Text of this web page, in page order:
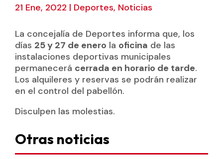
21 Ene, 2022 | Deportes, Noticias
La concejalía de Deportes informa que, los
días 25 y 27 de enero la oficina de las
instalaciones deportivas municipales
permanecerá cerrada en horario de tarde.
Los alquileres y reservas se podrán realizar
en el control del pabellón.
Disculpen las molestias.
Otras noticias